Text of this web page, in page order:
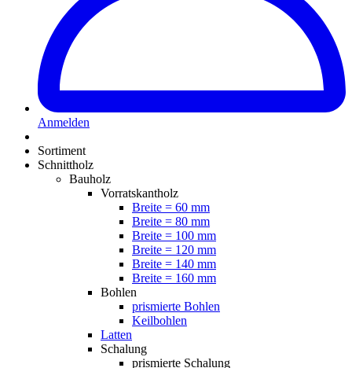
Anmelden
Sortiment
Schnittholz
Bauholz
Vorratskantholz
Breite = 60 mm
Breite = 80 mm
Breite = 100 mm
Breite = 120 mm
Breite = 140 mm
Breite = 160 mm
Bohlen
prismierte Bohlen
Keilbohlen
Latten
Schalung
prismierte Schalung